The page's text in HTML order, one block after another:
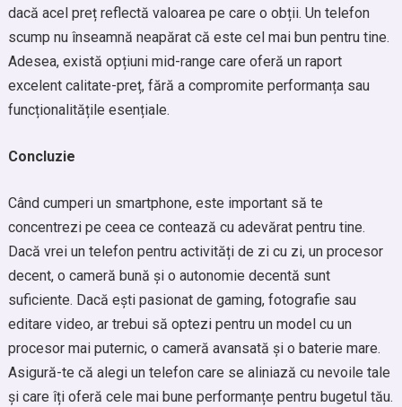
dacă acel preț reflectă valoarea pe care o obții. Un telefon
scump nu înseamnă neapărat că este cel mai bun pentru tine.
Adesea, există opțiuni mid-range care oferă un raport
excelent calitate-preț, fără a compromite performanța sau
funcționalitățile esențiale.
Concluzie
Când cumperi un smartphone, este important să te
concentrezi pe ceea ce contează cu adevărat pentru tine.
Dacă vrei un telefon pentru activități de zi cu zi, un procesor
decent, o cameră bună și o autonomie decentă sunt
suficiente. Dacă ești pasionat de gaming, fotografie sau
editare video, ar trebui să optezi pentru un model cu un
procesor mai puternic, o cameră avansată și o baterie mare.
Asigură-te că alegi un telefon care se aliniază cu nevoile tale
și care îți oferă cele mai bune performanțe pentru bugetul tău.